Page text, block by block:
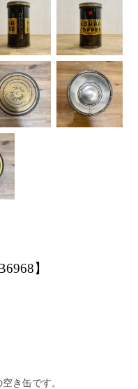
】
き缶です。